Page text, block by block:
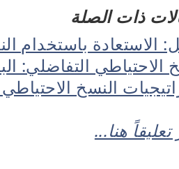
ذات الصلة
الاستعادة باستخدام النسخ
الاحتياطي التفاضلي:
النسخ
هنا...